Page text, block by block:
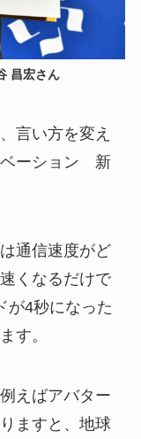
昌宏さん
言い方を変え
ベーション 新
通信速度がど
くなるだけで
が4秒になった
す。
えばアバター
ますと、地球